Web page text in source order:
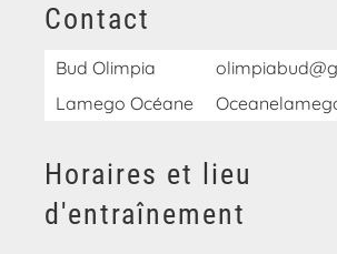
Contact
Bud Olimpia
Lamego Océane
Horaires et lieu
d'entraînement